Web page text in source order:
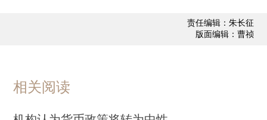
责任编辑：朱长征
版面编辑：曹祯
相关阅读